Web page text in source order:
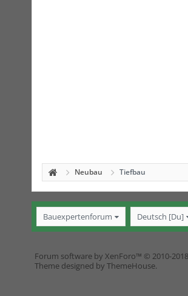
Neubau Tiefbau
Bauexpertenforum Deutsch [Du]
Forum software by XenForo™ © 2010-
Theme designed by ThemeHouse.